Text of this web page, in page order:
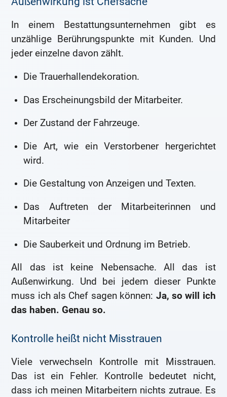
In einem Bestattungsunternehmen gibt es
unzählige Berührungspunkte mit Kunden. Und
jeder einzelne davon zählt.
Die Trauerhallendekoration.
Das Erscheinungsbild der Mitarbeiter.
Der Zustand der Fahrzeuge.
Die Art, wie ein Verstorbener hergerichtet
wird.
Die Gestaltung von Anzeigen und Texten.
Das Auftreten der Mitarbeiterinnen und
Mitarbeiter
Die Sauberkeit und Ordnung im Betrieb.
All das ist keine Nebensache. All das ist
Außenwirkung. Und bei jedem dieser Punkte
muss ich als Chef sagen können: Ja, so will ich
das haben. Genau so.
Kontrolle heißt nicht Misstrauen
Viele verwechseln Kontrolle mit Misstrauen.
Das ist ein Fehler. Kontrolle bedeutet nicht,
dass ich meinen Mitarbeitern nichts zutraue. Es